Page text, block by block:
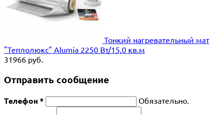
Тонкий нагревательный мат
"Теплолюкс" Alumia 2250 Вт/15,0 кв.м
31966 руб.
Отправить сообщение
Телефон * Обязательно.